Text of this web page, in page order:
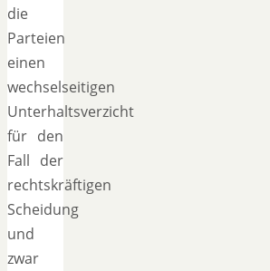
die
Parteien
einen
wechselseitigen
Unterhaltsverzicht
für den
Fall der
rechtskräftigen
Scheidung
und
zwar